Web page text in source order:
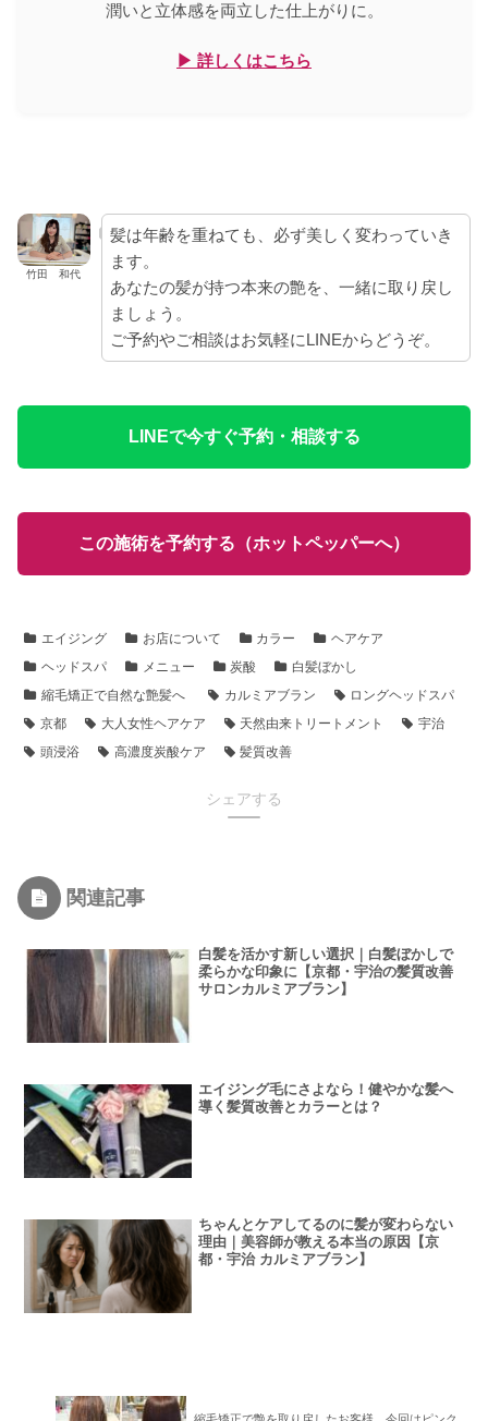
潤いと立体感を両立した仕上がりに。
▶ 詳しくはこちら
竹田 和代
髪は年齢を重ねても、必ず美しく変わっていき
ます。
あなたの髪が持つ本来の艶を、一緒に取り戻し
ましょう。
ご予約やご相談はお気軽にLINEからどうぞ。
LINEで今すぐ予約・相談する
この施術を予約する（ホットペッパーへ）
エイジング お店について カラー
ヘアケア
ヘッドスパ
メニュー 炭酸
白髪ぼかし
縮毛矯正で自然な艶髪へ
カルミアブラン
ロングヘッドスパ
京都
大人女性ヘアケア 天然由来トリートメント
宇治
頭浸浴
高濃度炭酸ケア 髪質改善
シェアする
関連記事
白髪を活かす新しい選択｜白髪ぼかしで
柔らかな印象に【京都・宇治の髪質改善
サロンカルミアブラン】
エイジング毛にさよなら！健やかな髪へ
導く髪質改善とカラーとは？
ちゃんとケアしてるのに髪が変わらない
理由｜美容師が教える本当の原因【京
都・宇治 カルミアブラン】
縮毛矯正で艶を取り戻したお客様、今回はピンク